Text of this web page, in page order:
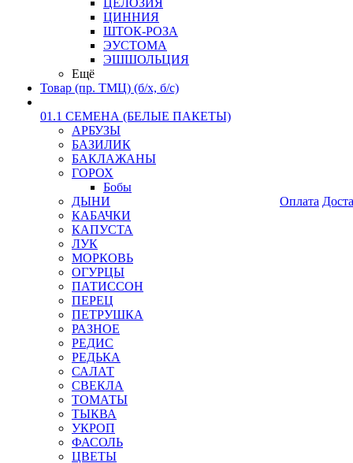
ЦЕЛОЗИЯ
ЦИННИЯ
ШТОК-РОЗА
ЭУСТОМА
ЭШШОЛЬЦИЯ
Ещё
Товар (пр. ТМЦ) (б/х, б/с)
01.1 СЕМЕНА (БЕЛЫЕ ПАКЕТЫ)
АРБУЗЫ
БАЗИЛИК
БАКЛАЖАНЫ
ГОРОХ
Бобы
ДЫНИ
КАБАЧКИ
КАПУСТА
ЛУК
МОРКОВЬ
ОГУРЦЫ
ПАТИССОН
ПЕРЕЦ
ПЕТРУШКА
РАЗНОЕ
РЕДИС
РЕДЬКА
САЛАТ
СВЕКЛА
ТОМАТЫ
ТЫКВА
УКРОП
ФАСОЛЬ
ЦВЕТЫ
Оплата